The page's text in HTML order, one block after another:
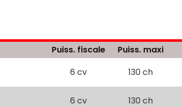
Puiss. fiscale Puiss. maxi
6 cv 130 ch
6 cv 130 ch